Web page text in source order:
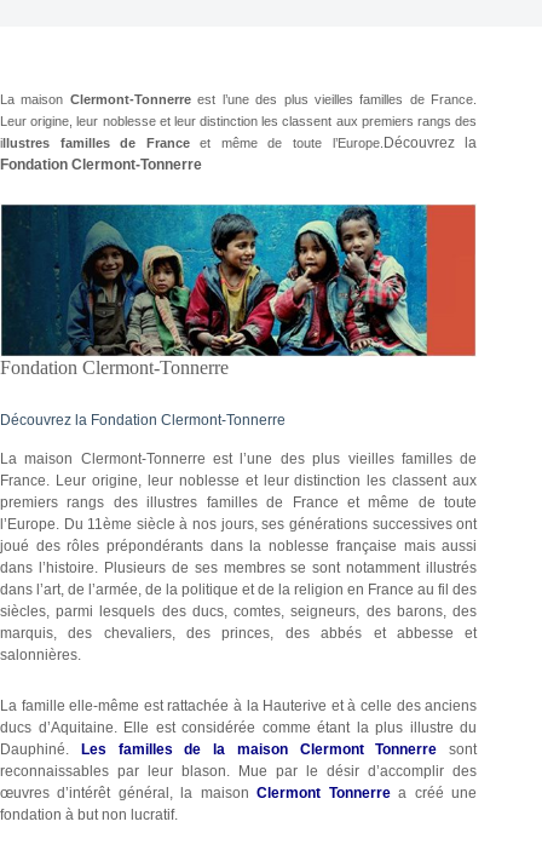
La maison Clermont-Tonnerreest l’une des plus vieilles familles de France.
Leur origine, leur noblesse et leur distinction les classent aux premiers rangs des
illustres familles de Franceet même de toute l’Europe. Découvrez la
Fondation Clermont-Tonnerre
Fondation Clermont-Tonnerre
Découvrez la Fondation Clermont-Tonnerre
La maison Clermont-Tonnerre est l’une des plus vieilles familles de
France. Leur origine, leur noblesse et leur distinction les classent aux
premiers rangs des illustres familles de France et même de toute
l’Europe. Du 11ème siècle à nos jours, ses générations successives ont
joué des rôles prépondérants dans la noblesse française mais aussi
dans l’histoire. Plusieurs de ses membres se sont notamment illustrés
dans l’art, de l’armée, de la politique et de la religion en France au fil des
siècles, parmi lesquels des ducs, comtes, seigneurs, des barons, des
marquis, des chevaliers, des princes, des abbés et abbesse et
salonnières.
La famille elle-même est rattachée à la Hauterive et à celle des anciens
ducs d’Aquitaine. Elle est considérée comme étant la plus illustre du
Dauphiné.
Les familles de la maison Clermont Tonnerre sont
reconnaissables par leur blason. Mue par le désir d’accomplir des
œuvres d’intérêt général, la maisonClermont Tonnerrea créé une
fondation à but non lucratif.